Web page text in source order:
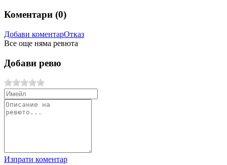
Коментари (0)
Добави коментарОтказ
Все още няма ревюта
Добави ревю
Изпрати коментар